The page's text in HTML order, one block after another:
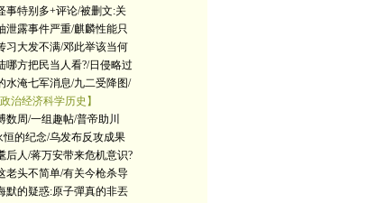
事特别多+评论/被删文:关
泄露事件严重/麒麟性能只
习大发不满/邓此举该当何
哪方把民当人看?/日侵略过
水淹七军消息/九二受降图/
政治经济科学历史】
数周/一组趣帖/普帝助川
恒的纪念/乌发布反攻成果
后人/蒋万安带来危机意识?
老头不简单/有关今枪杀导
默的疑惑:原子彈真的非丟